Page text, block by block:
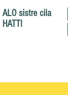
ALO sistre cila
HATTI